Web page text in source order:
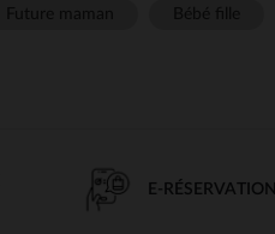
E-RÉSERVATION